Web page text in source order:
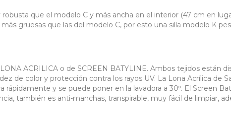
que el modelo C y más ancha en el interior (47 cm en
gruesas que las del modelo C, por esto una silla modelo K
ACRILICA o de SCREEN BATYLINE. Ambos tejidos están
de color y protección contra los rayos UV. La Lona Acrílica de
y se puede poner en la lavadora a 30º. El Screen
también es anti-manchas, transpirable, muy fácil de limpiar,